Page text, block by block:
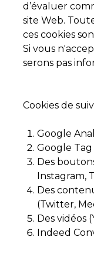
d’évaluer
site Web.
ces cookies
Si vous
serons pas
Cookies de
Google
Google
Des
Instagram,
Des
(Twitter,
Des vidéos
Indeed